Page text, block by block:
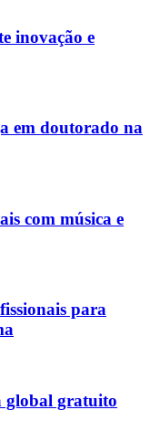
inovação e
em doutorado na
com música e
para
global gratuito